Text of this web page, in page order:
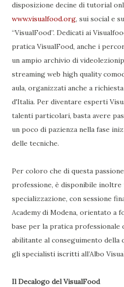
disposizione decine di tutorial
www.visualfood.org, sui social e
“VisualFood”. Dedicati ai
pratica VisualFood, anche i
un ampio archivio di
streaming web high quality
aula, organizzati anche a
d'Italia. Per diventare esperti
talenti particolari, basta avere
un poco di pazienza nella fase
delle tecniche.
Per coloro che di questa
professione, è disponibile
specializzazione, con sessione
Academy di Modena, orientato a
base per la pratica professionale
abilitante al conseguimento della
gli specialisti iscritti all’Albo
Il Decalogo del VisualFood